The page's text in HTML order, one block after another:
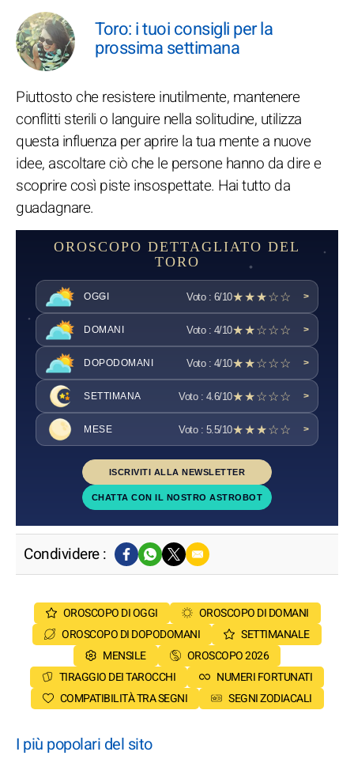
Toro: i tuoi consigli per la
prossima settimana
Piuttosto che resistere inutilmente, mantenere
conflitti sterili o languire nella solitudine, utilizza
questa influenza per aprire la tua mente a nuove
idee, ascoltare ciò che le persone hanno da dire e
scoprire così piste insospettate. Hai tutto da
guadagnare.
OROSCOPO DETTAGLIATO DEL
TORO
OGGI Voto : 6/10★★★☆☆ >
DOMANI Voto : 4/10★★☆☆☆ >
DOPODOMANI Voto : 4/10★★☆☆☆ >
SETTIMANA Voto : 4.6/10★★☆☆☆ >
MESE Voto : 5.5/10★★★☆☆ >
ISCRIVITI ALLA NEWSLETTER
CHATTA CON IL NOSTRO ASTROBOT
Condividere :
OROSCOPO DI OGGI
OROSCOPO DI DOMANI
OROSCOPO DI DOPODOMANI
SETTIMANALE
MENSILE
OROSCOPO 2026
TIRAGGIO DEI TAROCCHI
NUMERI FORTUNATI
COMPATIBILITÀ TRA SEGNI
SEGNI ZODIACALI
I più popolari del sito